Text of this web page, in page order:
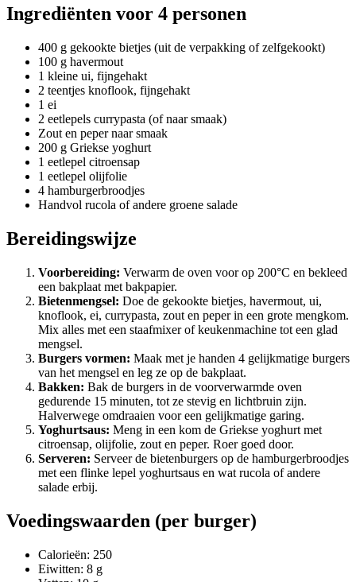
Ingrediënten voor 4 personen
400 g gekookte bietjes (uit de verpakking of zelfgekookt)
100 g havermout
1 kleine ui, fijngehakt
2 teentjes knoflook, fijngehakt
1 ei
2 eetlepels currypasta (of naar smaak)
Zout en peper naar smaak
200 g Griekse yoghurt
1 eetlepel citroensap
1 eetlepel olijfolie
4 hamburgerbroodjes
Handvol rucola of andere groene salade
Bereidingswijze
Voorbereiding: Verwarm de oven voor op 200°C en bekleed
een bakplaat met bakpapier.
Bietenmengsel: Doe de gekookte bietjes, havermout, ui,
knoflook, ei, currypasta, zout en peper in een grote mengkom.
Mix alles met een staafmixer of keukenmachine tot een glad
mengsel.
Burgers vormen: Maak met je handen 4 gelijkmatige burgers
van het mengsel en leg ze op de bakplaat.
Bakken: Bak de burgers in de voorverwarmde oven
gedurende 15 minuten, tot ze stevig en lichtbruin zijn.
Halverwege omdraaien voor een gelijkmatige garing.
Yoghurtsaus: Meng in een kom de Griekse yoghurt met
citroensap, olijfolie, zout en peper. Roer goed door.
Serveren: Serveer de bietenburgers op de hamburgerbroodjes
met een flinke lepel yoghurtsaus en wat rucola of andere
salade erbij.
Voedingswaarden (per burger)
Calorieën: 250
Eiwitten: 8 g